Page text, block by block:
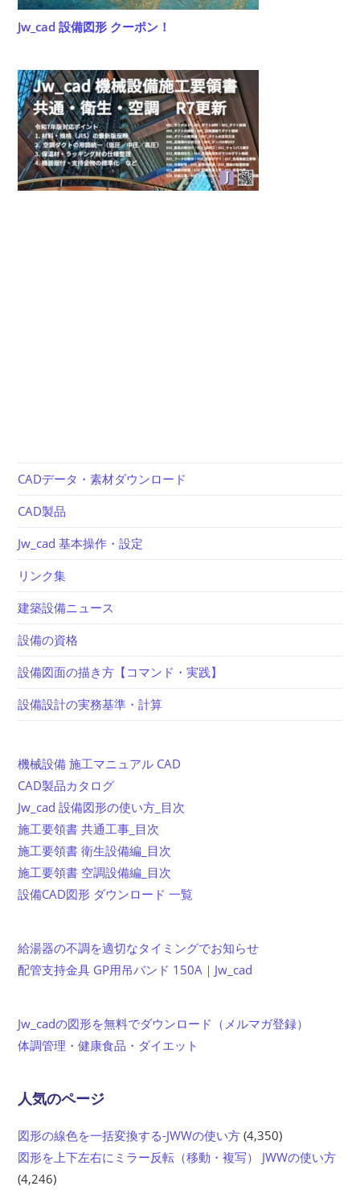
Jw_cad 設備図形 クーポン！
CADデータ・素材ダウンロード
CAD製品
Jw_cad 基本操作・設定
リンク集
建築設備ニュース
設備の資格
設備図面の描き方【コマンド・実践】
設備設計の実務基準・計算
機械設備 施工マニュアル CAD
CAD製品カタログ
Jw_cad 設備図形の使い方_目次
施工要領書 共通工事_目次
施工要領書 衛生設備編_目次
施工要領書 空調設備編_目次
設備CAD図形 ダウンロード 一覧
給湯器の不調を適切なタイミングでお知らせ
配管支持金具 GP用吊バンド 150A｜Jw_cad
Jw_cadの図形を無料でダウンロード（メルマガ登録）
体調管理・健康食品・ダイエット
人気のページ
図形の線色を一括変換する-JWWの使い方 (4,350)
図形を上下左右にミラー反転（移動・複写） JWWの使い方
(4,246)